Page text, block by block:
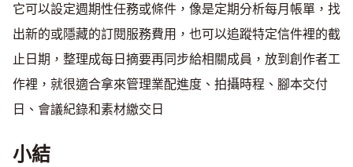
它可以設定週期性任務或條件，像是定期分析每月帳單，找
出新的或隱藏的訂閱服務費用，也可以追蹤特定信件裡的截
止日期，整理成每日摘要再同步給相關成員，放到創作者工
作裡，就很適合拿來管理業配進度、拍攝時程、腳本交付
日、會議紀錄和素材繳交日
小結